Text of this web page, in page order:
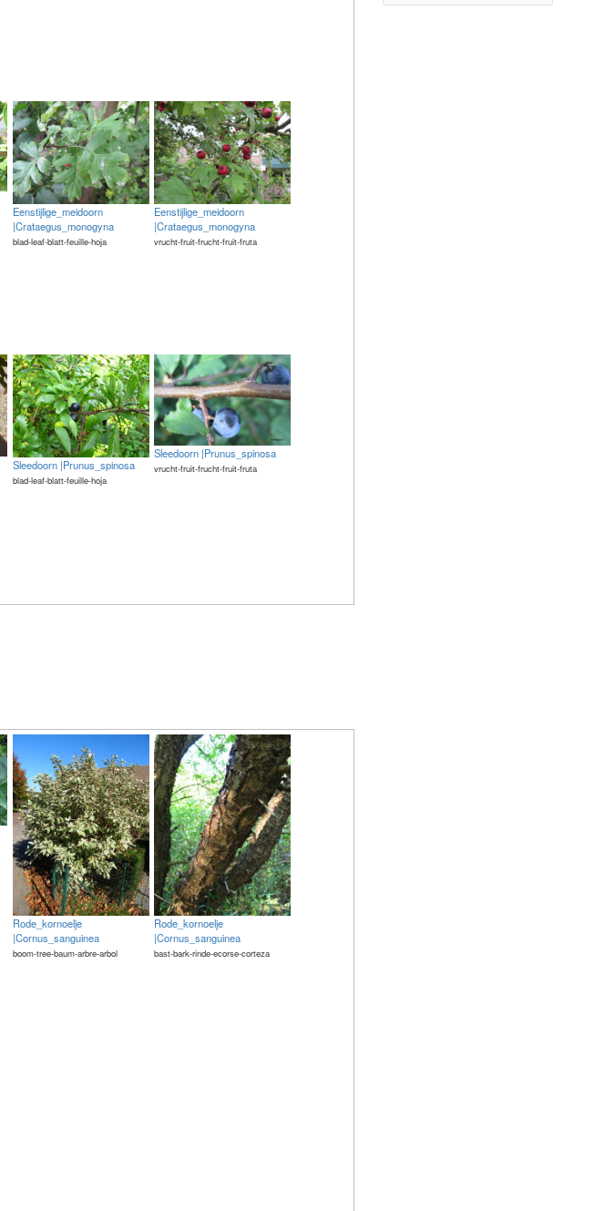
Eenstijlige_meidoorn
|Crataegus_monogyna
blad-leaf-blatt-feuille-hoja
Eenstijlige_meidoorn
|Crataegus_monogyna
vrucht-fruit-frucht-fruit-fruta
Sleedoorn |Prunus_spinosa
blad-leaf-blatt-feuille-hoja
Sleedoorn |Prunus_spinosa
vrucht-fruit-frucht-fruit-fruta
Rode_kornoelje
|Cornus_sanguinea
boom-tree-baum-arbre-arbol
Rode_kornoelje
|Cornus_sanguinea
bast-bark-rinde-ecorse-corteza